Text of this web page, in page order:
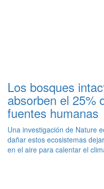
Los bosques
absorben el 25%
fuentes humanas
Una investigación de Nature
dañar estos ecosistemas
en el aire para calentar el